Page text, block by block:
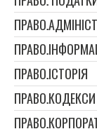
ПРАВО.ІСТОРІЯ